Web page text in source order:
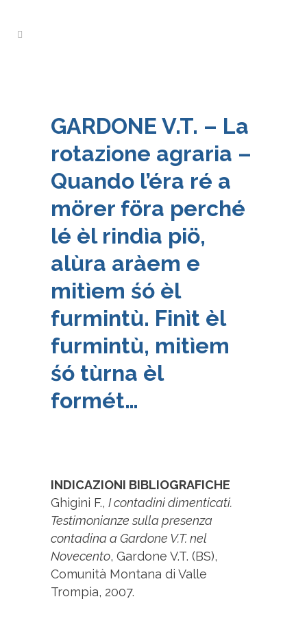
GARDONE V.T. – La
rotazione agraria –
Quando l’éra ré a
mörer föra perché
lé èl rindìa piö,
alùra aràem e
mitìem śó èl
furmintù. Finìt èl
furmintù, mitìem
śó tùrna èl
formét…
INDICAZIONI BIBLIOGRAFICHE
Ghigini F., I contadini dimenticati.
Testimonianze sulla presenza
contadina a Gardone V.T. nel
Novecento, Gardone V.T. (BS),
Comunità Montana di Valle
Trompia, 2007.